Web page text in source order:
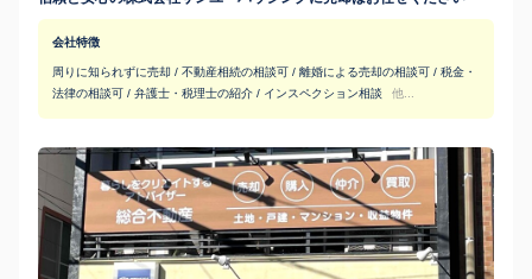
会社特徴
周りに知られずに売却 / 不動産相続の相談可 / 離婚による売却の相談可 / 税金・
法律の相談可 / 弁護士・税理士の紹介 / インスペクション相談
他...